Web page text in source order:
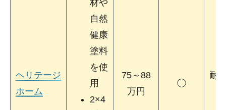
ヘリテージ
ホーム
材や
自然
健康
塗料
を使
用
2×4
75～88
万円
◯
耐